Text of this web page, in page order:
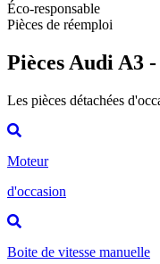
Éco-responsable
Pièces de réemploi
Pièces Audi A3 -
Les pièces détachées
Moteur
d'occasion
Boite de vitesse manuelle